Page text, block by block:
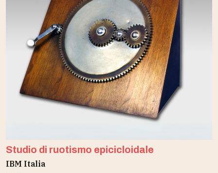
Studio di ruotismo epicicloidale
IBM Italia